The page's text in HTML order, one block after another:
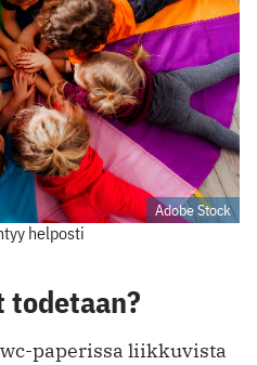
Adobe Stock
helposti
todetaan?
paperissa liikkuvista